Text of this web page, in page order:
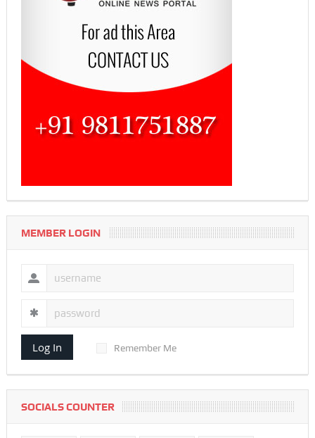
MEMBER LOGIN
Log In Remember Me
SOCIALS COUNTER